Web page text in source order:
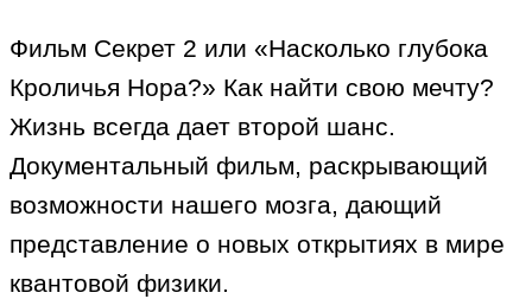
Фильм Секрет 2 или «Насколько глубока
Кроличья Нора?» Как найти свою мечту?
Жизнь всегда дает второй шанс.
Документальный фильм, раскрывающий
возможности нашего мозга, дающий
представление о новых открытиях в мире
квантовой физики.